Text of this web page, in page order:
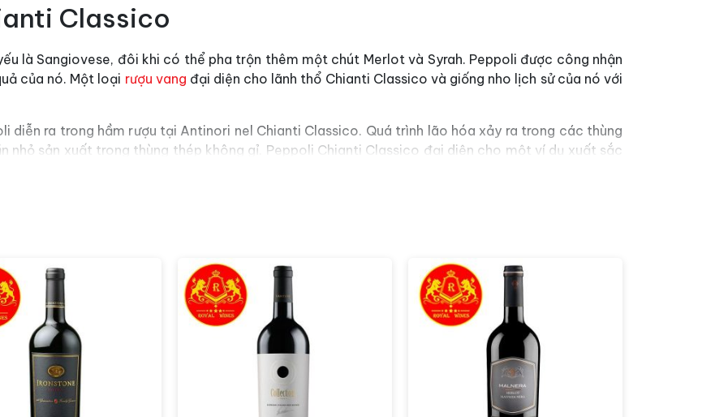
Classico
là Sangiovese, đôi khi có thể pha trộn thêm một chút Merlot và Syrah. Peppoli được công nhận
của nó. Một loại rượu vang đại diện cho lãnh thổ Chianti Classico và giống nho lịch sử của nó với
diễn ra trong hầm rượu tại Antinori nel Chianti Classico. Quá trình lão hóa xảy ra trong các thùng
nhỏ sản xuất trong thùng thép không gỉ. Peppoli Chianti Classico đại diện cho một ví dụ xuất sắc
mang đến sự kết hợp hài hòa giữa hương vị và mùi thơm phản ánh rõ nét vùng đất nổi tiếng và